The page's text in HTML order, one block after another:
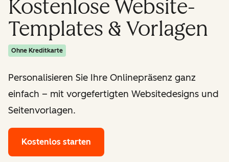
Kostenlose Website-
Templates & Vorlagen
Ohne Kreditkarte
Personalisieren Sie Ihre Onlinepräsenz ganz
einfach – mit vorgefertigten Websitedesigns und
Seitenvorlagen.
Kostenlos starten